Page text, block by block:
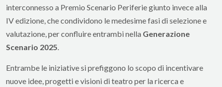
interconnesso a Premio Scenario Periferie giunto invece alla
IV edizione, che condividono le medesime fasi di selezione e
valutazione, per confluire entrambi nella Generazione
Scenario 2025.
Entrambe le iniziative si prefiggono lo scopo di incentivare
nuove idee, progetti e visioni di teatro per la ricerca e